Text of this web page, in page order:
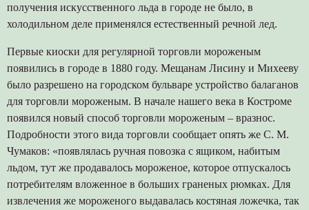
получения искусственного льда в городе не было, в
холодильном деле применялся естественный речной лед.
Первые киоски для регулярной торговли мороженым
появились в городе в 1880 году. Мещанам Лисину и Михееву
было разрешено на городском бульваре устройство балаганов
для торговли мороженым. В начале нашего века в Костроме
появился новый способ торговли мороженым – вразнос.
Подробности этого вида торговли сообщает опять же С. М.
Чумаков: «появлялась ручная повозка с ящиком, набитым
льдом, тут же продавалось мороженое, которое отпускалось
потребителям вложенное в больших граненых рюмках. Для
извлечения же мороженого выдавалась костяная ложечка, так